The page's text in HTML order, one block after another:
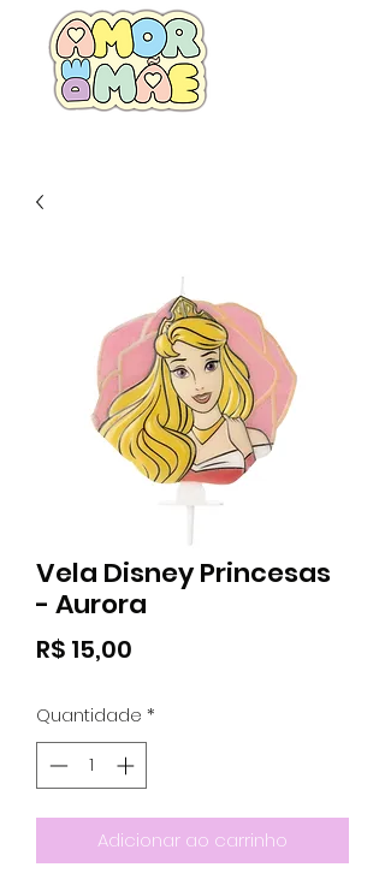
Vela Disney Princesas
- Aurora
R$ 15,00
Quantidade *
Adicionar ao carrinho